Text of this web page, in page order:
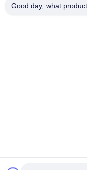
Good day, what